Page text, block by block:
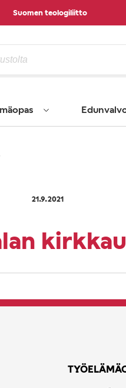
Suomen teologiliitto
21.9.2021